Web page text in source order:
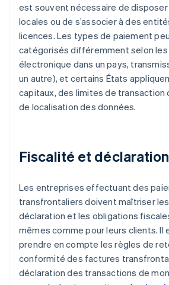
est souvent nécessaire de
locales ou de s’associer à des
licences. Les types de paiement
catégorisés différemment selon les
électronique dans un pays,
un autre), et certains États
capitaux, des limites de transaction
de localisation des données.
Fiscalité et déclaration
Les entreprises effectuant des
transfrontaliers doivent maîtriser
déclaration et les obligations
mêmes comme pour leurs clients. Il
prendre en compte les règles de
conformité des factures
déclaration des transactions de